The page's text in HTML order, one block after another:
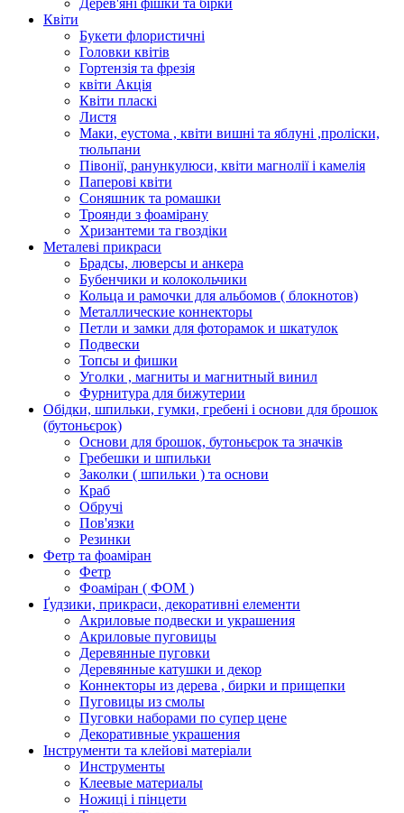
Дерев'яні фішки та бірки
Квіти
Букети флористичні
Головки квітів
Гортензія та фрезія
квіти Акція
Квіти пласкі
Листя
Маки, еустома , квіти вишні та яблуні ,проліски,
тюльпани
Півонії, ранункулюси, квіти магнолії і камелія
Паперові квіти
Соняшник та ромашки
Троянди з фоамірану
Хризантеми та гвоздіки
Металеві прикраси
Брадсы, люверсы и анкера
Бубенчики и колокольчики
Кольца и рамочки для альбомов ( блокнотов)
Металлические коннекторы
Петли и замки для фоторамок и шкатулок
Подвески
Топсы и фишки
Уголки , магниты и магнитный винил
Фурнитура для бижутерии
Обідки, шпильки, гумки, гребені і основи для брошок
(бутоньєрок)
Основи для брошок, бутоньєрок та значків
Гребешки и шпильки
Заколки ( шпильки ) та основи
Краб
Обручі
Пов'язки
Резинки
Фетр та фоаміран
Фетр
Фоаміран ( ФОМ )
Ґудзики, прикраси, декоративні елементи
Акриловые подвески и украшения
Акриловые пуговицы
Деревянные пуговки
Деревянные катушки и декор
Коннекторы из дерева , бирки и прищепки
Пуговицы из смолы
Пуговки наборами по супер цене
Декоративные украшения
Інструменти та клейові матеріали
Инструменты
Клеевые материалы
Ножиці і пінцети